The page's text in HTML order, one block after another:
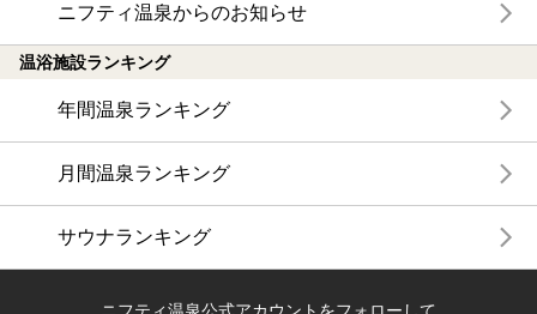
ニフティ温泉からのお知らせ
温浴施設ランキング
年間温泉ランキング
月間温泉ランキング
サウナランキング
ニフティ温泉公式アカウントをフォローして